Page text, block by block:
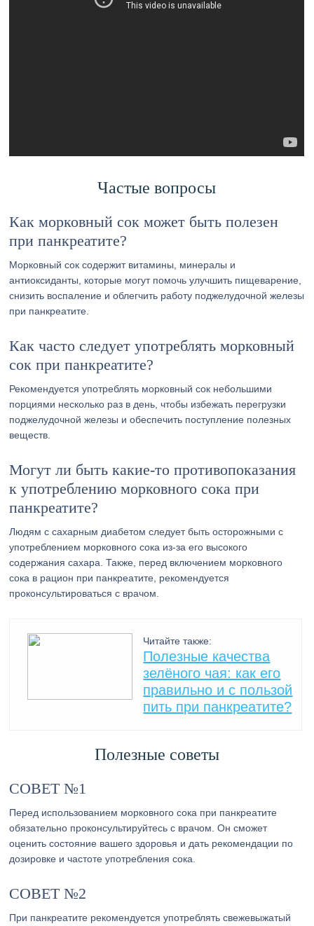
Частые вопросы
Как морковный сок может быть полезен
при панкреатите?
Морковный сок содержит витамины, минералы и
антиоксиданты, которые могут помочь улучшить пищеварение,
снизить воспаление и облегчить работу поджелудочной железы
при панкреатите.
Как часто следует употреблять морковный
сок при панкреатите?
Рекомендуется употреблять морковный сок небольшими
порциями несколько раз в день, чтобы избежать перегрузки
поджелудочной железы и обеспечить поступление полезных
веществ.
Могут ли быть какие-то противопоказания
к употреблению морковного сока при
панкреатите?
Людям с сахарным диабетом следует быть осторожными с
употреблением морковного сока из-за его высокого
содержания сахара. Также, перед включением морковного
сока в рацион при панкреатите, рекомендуется
проконсультироваться с врачом.
Читайте также:
Полезные качества
зелёного чая: как его
правильно и с пользой
пить при панкреатите?
Полезные советы
СОВЕТ №1
Перед использованием морковного сока при панкреатите
обязательно проконсультируйтесь с врачом. Он сможет
оценить состояние вашего здоровья и дать рекомендации по
дозировке и частоте употребления сока.
СОВЕТ №2
При панкреатите рекомендуется употреблять свежевыжатый